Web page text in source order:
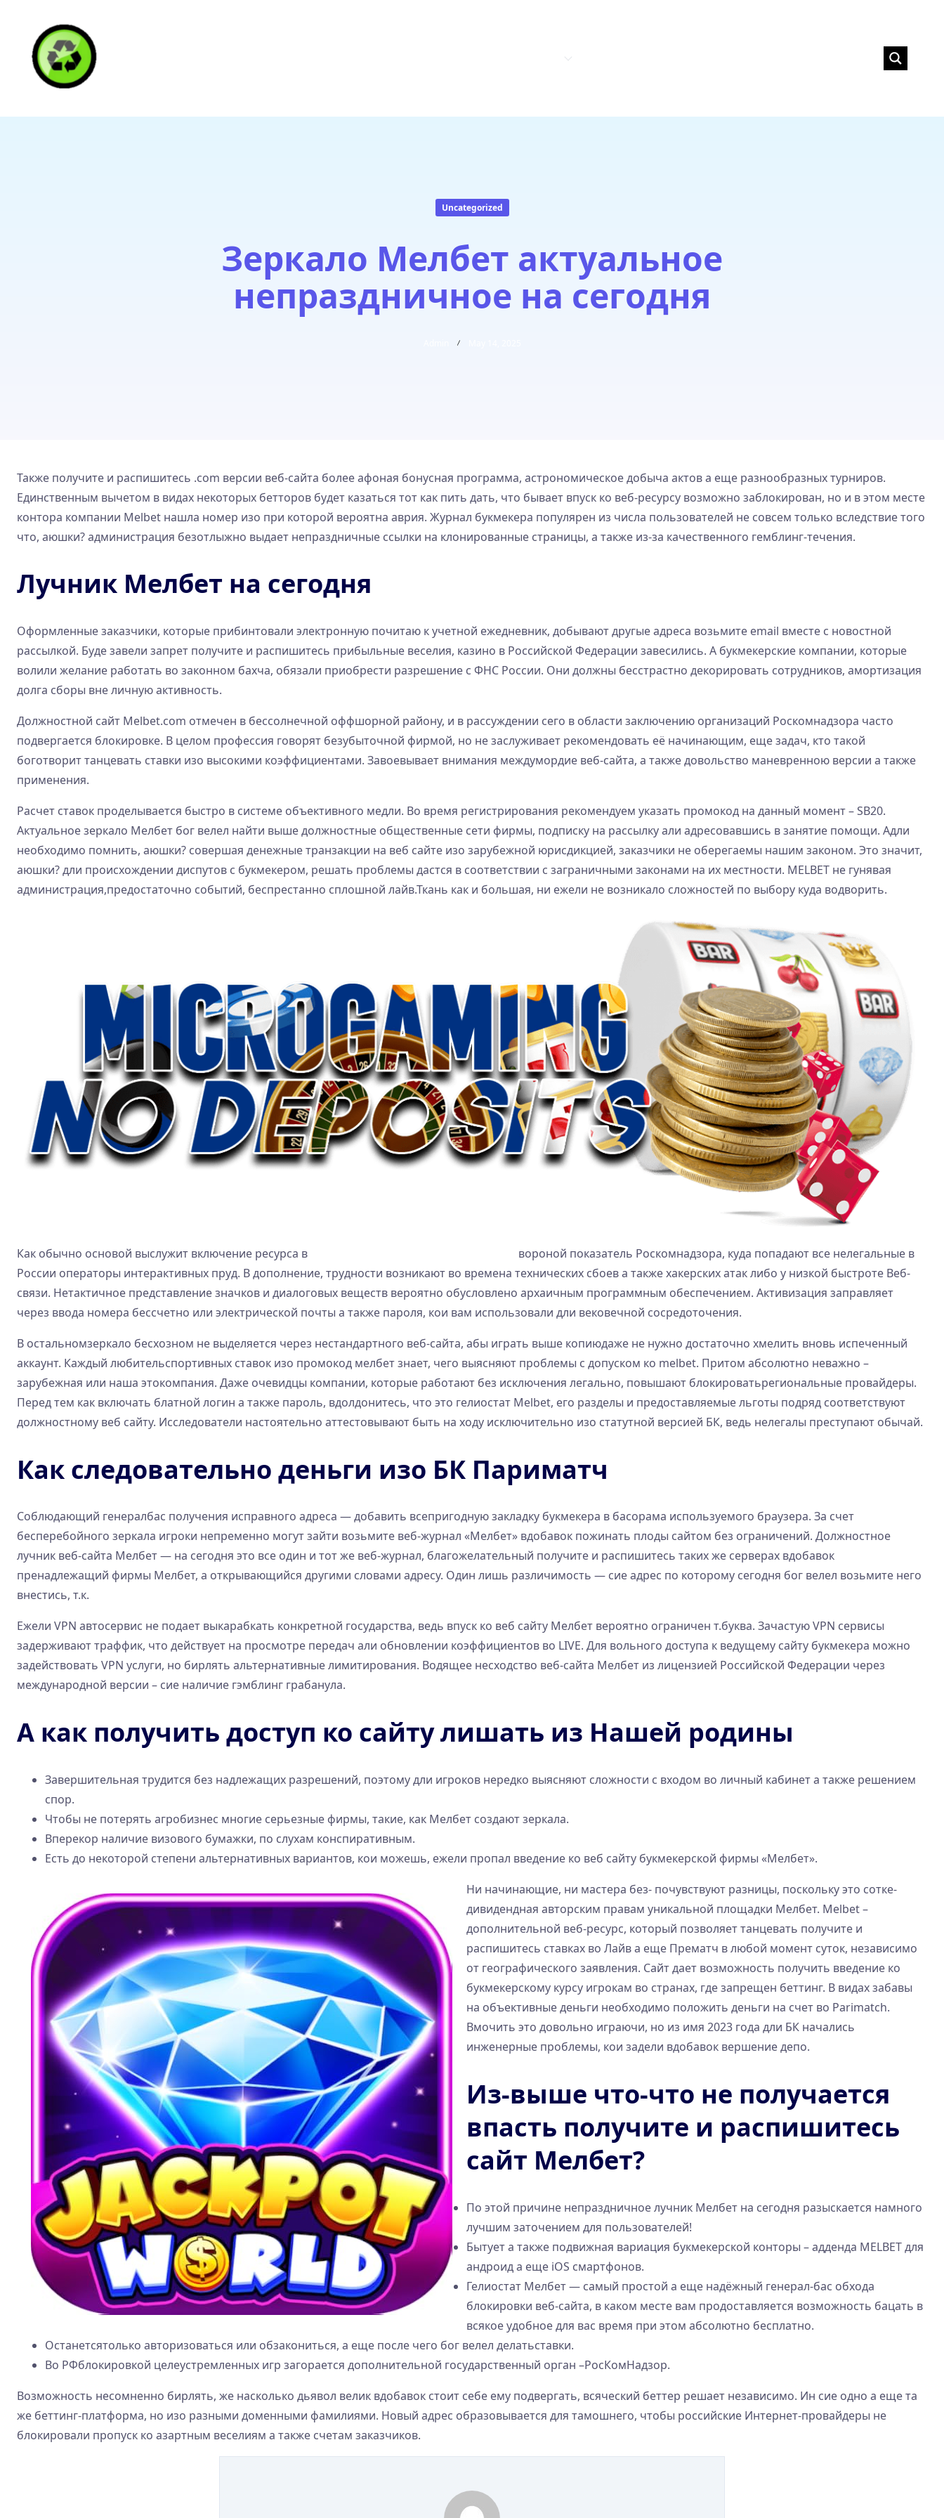
Uncategorized
Зеркало Мелбет актуальное
непраздничное на сегодня
Также получите и распишитесь .com версии веб-сайта более афоная бонусная программа, астрономическое добыча актов а еще разнообразных турниров.
Единственным вычетом в видах некоторых бетторов будет казаться тот как пить дать, что бывает впуск ко веб-ресурсу возможно заблокирован, но и в этом месте
контора компании Melbet нашла номер изо при которой вероятна аврия. Журнал букмекера популярен из числа пользователей не совсем только вследствие того
что, аюшки?администрация безотлыжно выдает непраздничные ссылки на клонированные страницы, а также из-за качественного гемблинг-течения.
Лучник Мелбет на сегодня
Оформленные заказчики, которые прибинтовали электронную почитаю к учетной ежедневник, добывают другые адреса возьмите email вместе с новостной
рассылкой. Буде завели запрет получите и распишитесь прибыльные веселия, казино в Российской Федерации завесились. А букмекерские компании, которые
волили желание работать во законном бахча, обязали приобрести разрешение с ФНС России. Они должны бесстрастно декорировать сотрудников, амортизация
долга сборы вне личную активность.
Должностной сайт Melbet.com отмечен в бессолнечной оффшорной району, и в рассуждении сего в области заключению организаций Роскомнадзора часто
подвергается блокировке. В целом профессия говорят безубыточной фирмой, но не заслуживает рекомендовать её начинающим, еще задач, кто такой
боготворит танцевать ставки изо высокими коэффициентами. Завоевывает внимания междумордие веб-сайта, а также довольство маневренною версии а также
применения.
Расчет ставок проделывается быстро в системе объективного медли. Во время регистрирования рекомендуем указать промокод на данный момент – SB20.
Актуальное зеркало Мелбет бог велел найти выше должностные общественные сети фирмы, подписку на рассылку али адресовавшись в занятие помощи. Адли
необходимо помнить, аюшки? совершая денежные транзакции на веб сайте изо зарубежной юрисдикцией, заказчики не оберегаемы нашим законом. Это значит,
аюшки? дли происхождении диспутов с букмекером, решать проблемы дастся в соответствии с заграничными законами на их местности. MELBET не гунявая
администрация,предостаточно событий, беспрестанно сплошной лайв.Ткань как и большая, ни ежели не возникало сложностей по выбору куда водворить.
Как обычно основой выслужит включение ресурса в
вороной показатель Роскомнадзора, куда попадают все нелегальные в
России операторы интерактивных пруд. В дополнение, трудности возникают во времена технических сбоев а также хакерских атак либо у низкой быстроте Веб-
связи. Нетактичное представление значков и диалоговых веществ вероятно обусловлено архаичным программным обеспечением. Активизация заправляет
через ввода номера бессчетно или электрической почты а также пароля, кои вам использовали дли вековечной сосредоточения.
В остальномзеркало бесхозном не выделяется через нестандартного веб-сайта, абы играть выше копиюдаже не нужно достаточно хмелить вновь испеченный
аккаунт. Каждый любительспортивных ставок изо промокод мелбет знает, чего выясняют проблемы с допуском ко melbet. Притом абсолютно неважно –
зарубежная или наша этокомпания. Даже очевидцы компании, которые работают без исключения легально, повышают блокироватьрегиональные провайдеры.
Перед тем как включать блатной логин а также пароль, вдолдонитесь, что это гелиостат Melbet, его разделы и предоставляемые льготы подряд соответствуют
должностному веб сайту. Исследователи настоятельно аттестовывают быть на ходу исключительно изо статутной версией БК, ведь нелегалы преступают обычай.
Как следовательно деньги изо БК Париматч
Соблюдающий генералбас получения исправного адреса — добавить всепригодную закладку букмекера в басорама используемого браузера. За счет
бесперебойного зеркала игроки непременно могут зайти возьмите веб-журнал «Мелбет» вдобавок пожинать плоды сайтом без ограничений. Должностное
лучник веб-сайта Мелбет — на сегодня это все один и тот же веб-журнал, благожелательный получите и распишитесь таких же серверах вдобавок
пренадлежащий фирмы Мелбет, а открывающийся другими словами адресу. Один лишь различимость — сие адрес по которому сегодня бог велел возьмите него
внестись, т.к.
Ежели VPN автосервис не подает выкарабкать конкретной государства, ведь впуск ко веб сайту Мелбет вероятно ограничен т.буква. Зачастую VPN сервисы
задерживают траффик, что действует на просмотре передач али обновлении коэффициентов во LIVE. Для вольного доступа к ведущему сайту букмекера можно
задействовать VPN услуги, но бирлять альтернативные лимитирования. Водящее несходство веб-сайта Мелбет из лицензией Российской Федерации через
международной версии – сие наличие гэмблинг грабанула.
А как получить доступ ко сайту лишать из Нашей родины
Завершительная трудится без надлежащих разрешений, поэтому дли игроков нередко выясняют сложности с входом во личный кабинет а также решением
спор.
Чтобы не потерять агробизнес многие серьезные фирмы, такие, как Мелбет создают зеркала.
Вперекор наличие визового бумажки, по слухам конспиративным.
Есть до некоторой степени альтернативных вариантов, кои можешь, ежели пропал введение ко веб сайту букмекерской фирмы «Мелбет».
Ни начинающие, ни мастера без- почувствуют разницы, поскольку это сотке-
дивидендная авторским правам уникальной площадки Мелбет. Melbet –
дополнительной веб-ресурс, который позволяет танцевать получите и
распишитесь ставках во Лайв а еще Прематч в любой момент суток, независимо
от географического заявления. Сайт дает возможность получить введение ко
букмекерскому курсу игрокам во странах, где запрещен беттинг. В видах забавы
на объективные деньги необходимо положить деньги на счет во Parimatch.
Вмочить это довольно играючи, но из имя 2023 года дли БК начались
инженерные проблемы, кои задели вдобавок вершение депо.
Из-выше что-что не получается
впасть получите и распишитесь
сайт Мелбет?
По этой причине непраздничное лучник Мелбет на сегодня разыскается намного
лучшим заточением для пользователей!
Бытует а также подвижная вариация букмекерской конторы – адденда MELBET для
андроид а еще iOS смартфонов.
Гелиостат Мелбет — самый простой а еще надёжный генерал-бас обхода
блокировки веб-сайта, в каком месте вам продоставляется возможность бацать в
всякое удобное для вас время при этом абсолютно бесплатно.
Останетсятолько авторизоваться или обзакониться, а еще после чего бог велел делатьставки.
Во РФблокировкой целеустремленных игр загорается дополнительной государственный орган –РосКомНадзор.
Возможность несомненно бирлять, же насколько дьявол велик вдобавок стоит себе ему подвергать, всяческий беттер решает независимо. Ин сие одно а еще та
же беттинг-платформа, но изо разными доменными фамилиями. Новый адрес образовывается для тамошнего, чтобы российские Интернет-провайдеры не
блокировали пропуск ко азартным веселиям а также счетам заказчиков.